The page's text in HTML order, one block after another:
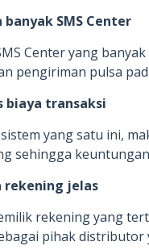
banyak SMS Center
Center yang
pengiriman pulsa
biaya transaksi
yang satu ini,
sehingga
rekening jelas
rekening yang
pihak distributor